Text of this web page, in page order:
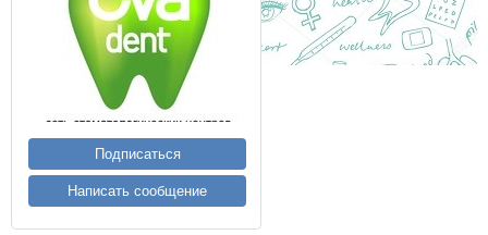
Подписаться
Написать сообщение